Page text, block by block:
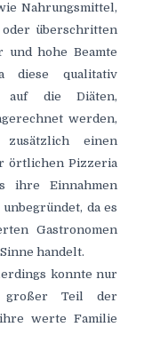
Nahrungsmittel,
überschritten
und hohe Beamte
diese qualitativ
auf die Diäten,
werden,
einen
örtlichen Pizzeria
ihre Einnahmen
da es
Gastronomen
handelt.
konnte nur
großer Teil der
werte Familie